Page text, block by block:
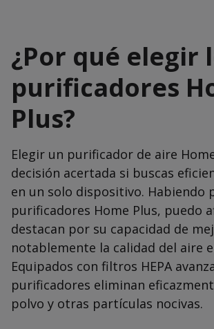
¿Por qué elegir
purificadores
Plus?
Elegir un purificador de aire
decisión acertada si buscas
en un solo dispositivo. Habiendo
purificadores Home Plus, puedo
destacan por su capacidad de
notablemente la calidad del aire
Equipados con filtros HEPA
purificadores eliminan
polvo y otras partículas nocivas.